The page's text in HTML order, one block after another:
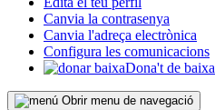
Canvia la contrasenya
Canvia l'adreça electrònica
Configura les comunicacions
Dona't de baixa
Obrir menu de navegació